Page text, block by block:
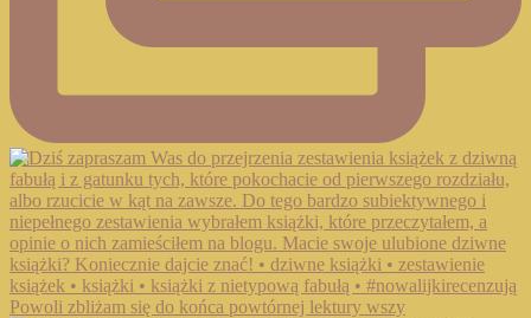
Powoli zbliżam się do końca powtórnej lektury wszy